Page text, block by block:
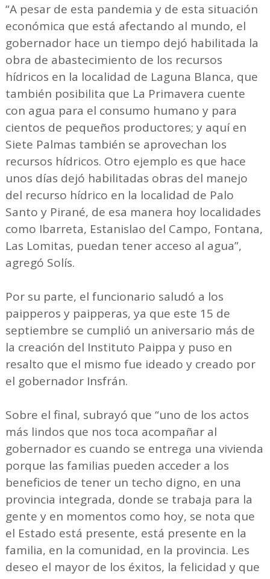
“A pesar de esta pandemia y de esta situación
económica que está afectando al mundo, el
gobernador hace un tiempo dejó habilitada la
obra de abastecimiento de los recursos
hídricos en la localidad de Laguna Blanca, que
también posibilita que La Primavera cuente
con agua para el consumo humano y para
cientos de pequeños productores; y aquí en
Siete Palmas también se aprovechan los
recursos hídricos. Otro ejemplo es que hace
unos días dejó habilitadas obras del manejo
del recurso hídrico en la localidad de Palo
Santo y Pirané, de esa manera hoy localidades
como Ibarreta, Estanislao del Campo, Fontana,
Las Lomitas, puedan tener acceso al agua”,
agregó Solís.
Por su parte, el funcionario saludó a los
paipperos y paipperas, ya que este 15 de
septiembre se cumplió un aniversario más de
la creación del Instituto Paippa y puso en
resalto que el mismo fue ideado y creado por
el gobernador Insfrán.
Sobre el final, subrayó que “uno de los actos
más lindos que nos toca acompañar al
gobernador es cuando se entrega una vivienda
porque las familias pueden acceder a los
beneficios de tener un techo digno, en una
provincia integrada, donde se trabaja para la
gente y en momentos como hoy, se nota que
el Estado está presente, está presente en la
familia, en la comunidad, en la provincia. Les
deseo el mayor de los éxitos, la felicidad y que